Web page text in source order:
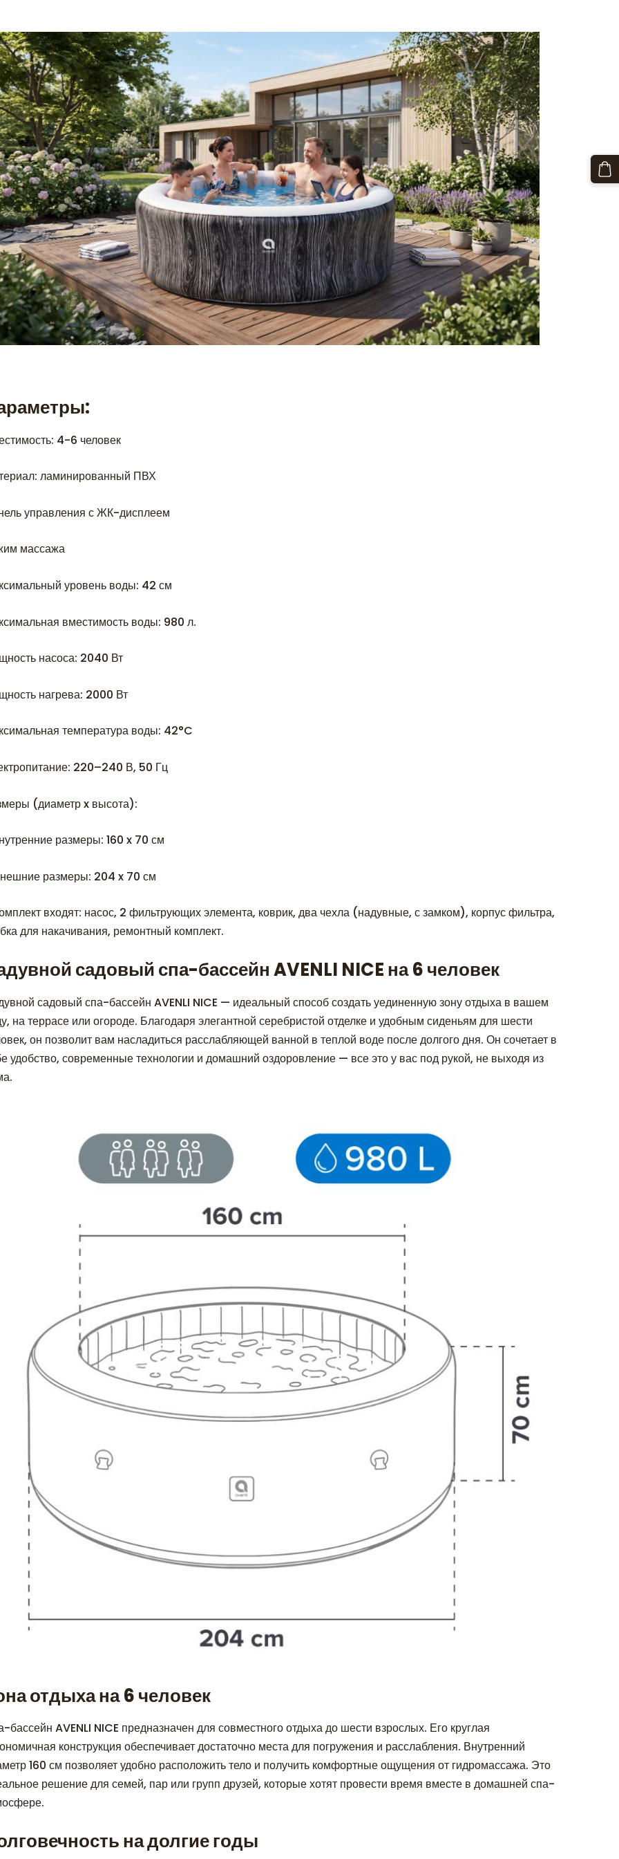
4-6 человек
ламинированный ПВХ
управления с ЖК-дисплеем
массажа
уровень воды: 42 см
вместимость воды: 980 л.
насоса: 2040 Вт
нагрева: 2000 Вт
температура воды: 42°C
220–240 В, 50 Гц
(диаметр x высота):
размеры: 160 x 70 см
размеры: 204 x 70 см
входят: насос, 2 фильтрующих элемента, коврик, два чехла (надувные, с замком), корпус фильтра,
для накачивания, ремонтный комплект.
садовый спа-бассейн AVENLI NICE на 6 человек
садовый спа-бассейн AVENLI NICE — идеальный способ создать уединенную зону отдыха в вашем
на террасе или огороде. Благодаря элегантной серебристой отделке и удобным сиденьям для шести
он позволит вам насладиться расслабляющей ванной в теплой воде после долгого дня. Он сочетает в
удобство, современные технологии и домашний оздоровление — все это у вас под рукой, не выходя из
отдыха на 6 человек
бассейн AVENLI NICE предназначен для совместного отдыха до шести взрослых. Его круглая
конструкция обеспечивает достаточно места для погружения и расслабления. Внутренний
160 см позволяет удобно расположить тело и получить комфортные ощущения от гидромассажа. Это
решение для семей, пар или групп друзей, которые хотят провести время вместе в домашней спа-
на долгие годы